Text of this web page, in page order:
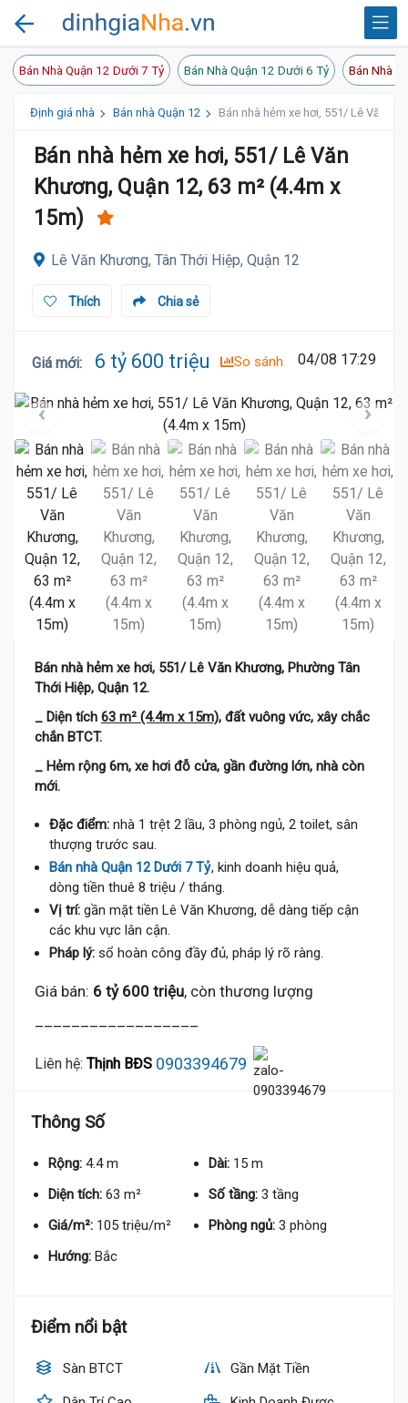
Bán Nhà Quận 12 Dưới 7 Tỷ Bán Nhà Quận 12 Dưới 6 Tỷ Bán Nhà
Định giá nhà Bán nhà Quận 12 Bán nhà hẻm xe hơi, 551/ Lê Văn
Bán nhà hẻm xe hơi, 551/ Lê Văn
Khương, Quận 12, 63 m² (4.4m x
15m)
Lê Văn Khương, Tân Thới Hiệp, Quận 12
Chia sẻ
Thích
Giá mới: 6 tỷ 600 triệu So sánh 04/08 17:29
Bán nhà hẻm xe hơi, 551/ Lê Văn Khương, Phường Tân
Thới Hiệp, Quận 12.
_ Diện tích 63 m² (4.4m x 15m), đất vuông vức, xây chắc
chắn BTCT.
_ Hẻm rộng 6m, xe hơi đỗ cửa, gần đường lớn, nhà còn
mới.
Đặc điểm: nhà 1 trệt 2 lầu, 3 phòng ngủ, 2 toilet, sân
thượng trước sau.
Bán nhà Quận 12 Dưới 7 Tỷ, kinh doanh hiệu quả,
dòng tiền thuê 8 triệu / tháng.
Vị trí: gần mặt tiền Lê Văn Khương, dễ dàng tiếp cận
các khu vực lân cận.
Pháp lý: sổ hoàn công đầy đủ, pháp lý rõ ràng.
Giá bán: 6 tỷ 600 triệu, còn thương lượng
Liên hệ: Thịnh BĐS 0903394679
Thông Số
Rộng: 4.4 m Dài: 15 m
Diện tích: 63 m² Số tầng: 3 tầng
Giá/m²: 105 triệu/m² Phòng ngủ: 3 phòng
Hướng: Bắc
Điểm nổi bật
Sàn BTCT Gần Mặt Tiền